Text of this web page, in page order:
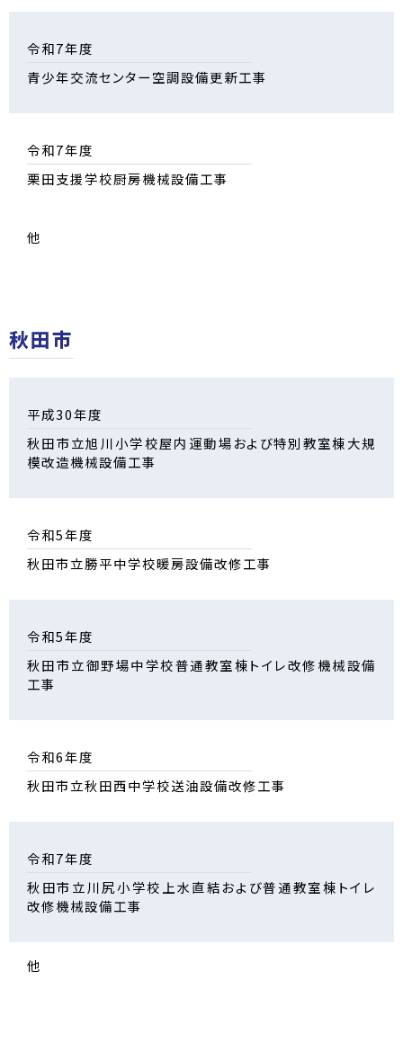
令和7年度
青少年交流センター空調設備更新工事
令和7年度
栗田支援学校厨房機械設備工事
他
秋田市
平成30年度
秋田市立旭川小学校屋内運動場および特別教室棟大規
模改造機械設備工事
令和5年度
秋田市立勝平中学校暖房設備改修工事
令和5年度
秋田市立御野場中学校普通教室棟トイレ改修機械設備
工事
令和6年度
秋田市立秋田西中学校送油設備改修工事
令和7年度
秋田市立川尻小学校上水直結および普通教室棟トイレ
改修機械設備工事
他